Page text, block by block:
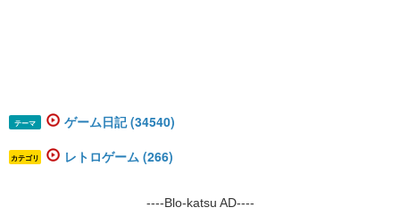
テーマ ゲーム日記 (34540)
カテゴリ レトロゲーム (266)
----Blo-katsu AD----